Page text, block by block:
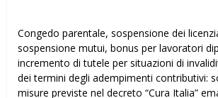
Congedo parentale, sospensione dei
sospensione mutui, bonus per lavoratori
incremento di tutele per situazioni di
dei termini degli adempimenti contributivi:
misure previste nel decreto “Cura Italia”